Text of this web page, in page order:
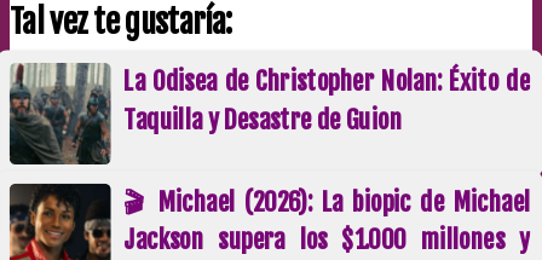
Tal vez te gustaría:
La Odisea de Christopher Nolan: Éxito de
Taquilla y Desastre de Guion
🎬 Michael (2026): La biopic de Michael
Jackson supera los $1.000 millones y